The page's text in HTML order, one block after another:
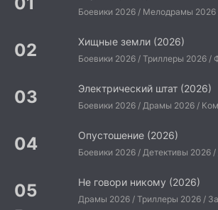
Хищные земли (2026)
Электрический штат (2026)
Опустошение (2026)
Не говори никому (2026)